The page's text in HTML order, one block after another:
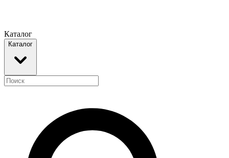
Каталог
Каталог